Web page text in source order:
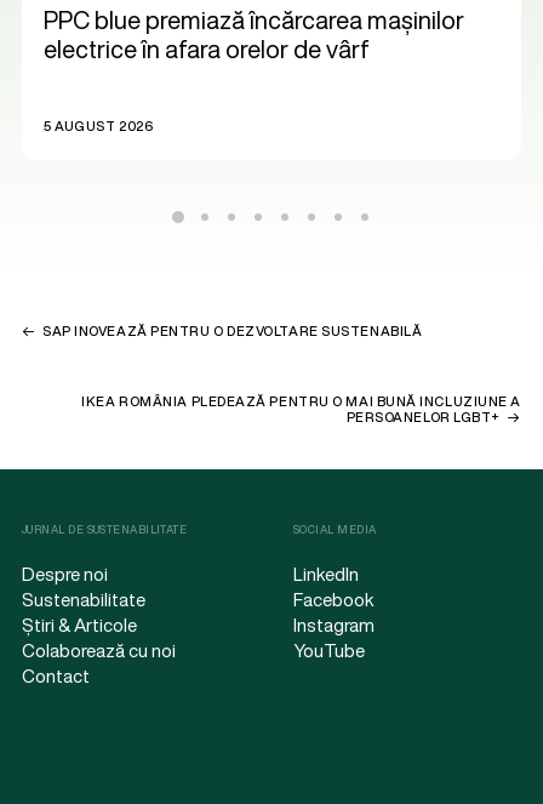
PPC blue premiază încărcarea mașinilor
electrice în afara orelor de vârf
5 AUGUST 2026
SAP INOVEAZĂ PENTRU O DEZVOLTARE SUSTENABILĂ
IKEA ROMÂNIA PLEDEAZĂ PENTRU O MAI BUNĂ INCLUZIUNE A
PERSOANELOR LGBT+
JURNAL DE SUSTENABILITATE
Despre noi
Sustenabilitate
Știri & Articole
Colaborează cu noi
Contact
SOCIAL MEDIA
LinkedIn
Facebook
Instagram
YouTube